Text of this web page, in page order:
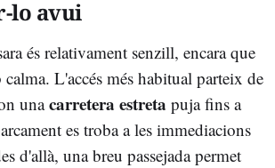
lo avui
és relativament senzill, encara que
L'accés més habitual parteix de
unacarretera estreta puja fins a
es troba a les immediacions
d'allà, una breu passejada permet